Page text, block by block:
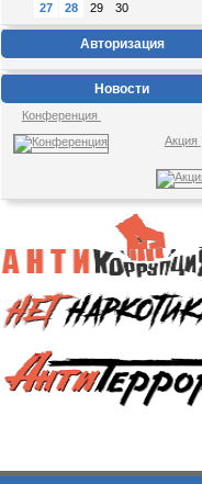
27
28 29 30
Авторизация
Новости
Конференция
Акция